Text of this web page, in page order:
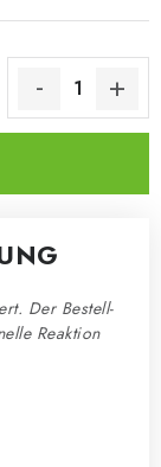
Der Bestell-
Reaktion